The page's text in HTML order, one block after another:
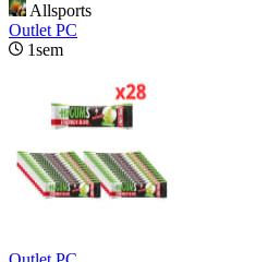
Allsports
Outlet PC
1sem